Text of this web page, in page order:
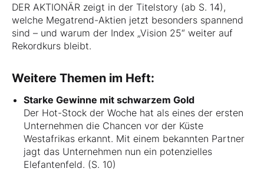
DER AKTIONÄR zeigt in der Titelstory (ab S. 14),
welche Megatrend-Aktien jetzt besonders spannend
sind – und warum der Index „Vision 25“ weiter auf
Rekordkurs bleibt.
Weitere Themen im Heft:
Starke Gewinne mit schwarzem Gold
Der Hot-Stock der Woche hat als eines der ersten
Unternehmen die Chancen vor der Küste
Westafrikas erkannt. Mit einem bekannten Partner
jagt das Unternehmen nun ein potenzielles
Elefantenfeld. (S. 10)